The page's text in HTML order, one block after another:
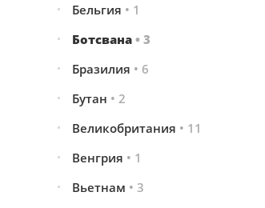
Бельгия • 1
Ботсвана • 3
Бразилия • 6
Бутан • 2
Великобритания • 11
Венгрия • 1
Вьетнам • 3